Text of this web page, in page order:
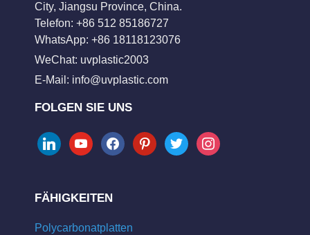
City, Jiangsu Province, China.
Telefon: +86 512 85186727
WhatsApp: +86 18118123076
WeChat: uvplastic2003
E-Mail: info@uvplastic.com
FOLGEN SIE UNS
linkedinyoutubefacebookpinteresttwitter instagram
FÄHIGKEITEN
Polycarbonatplatten